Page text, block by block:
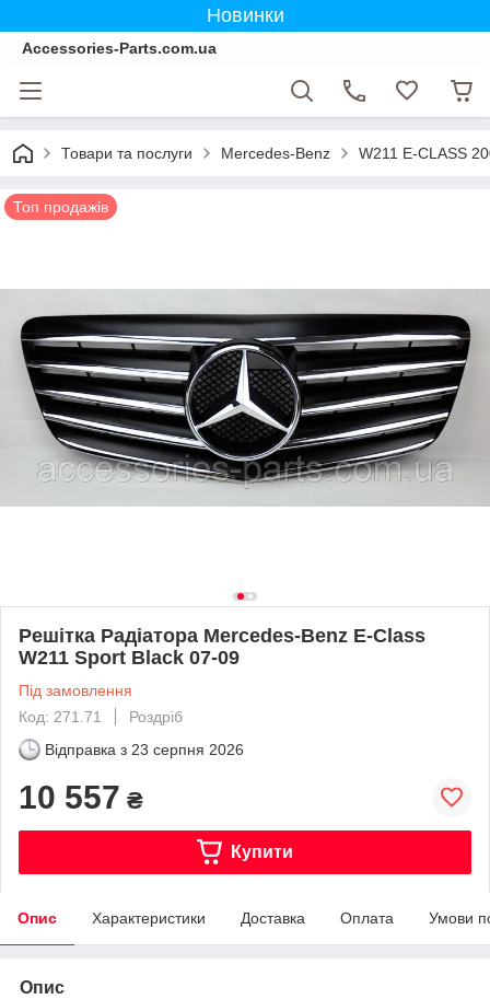
Новинки
Accessories-Parts.com.ua
Товари та послуги Mercedes-Benz W211 E-CLASS
Топ продажів
Решітка Радіатора Mercedes-Benz E-Class
W211 Sport Black 07-09
Під замовлення
Код: 271.71
Роздріб
Відправка з 23 серпня 2026
10 557 ₴
Купити
Опис Характеристики Доставка Оплата Умови
Опис